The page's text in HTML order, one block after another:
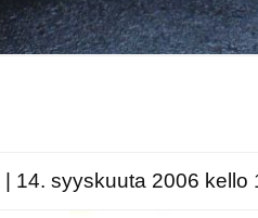
| 14. syyskuuta 2006 kello